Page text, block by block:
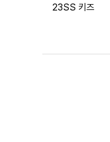
23SS 키즈